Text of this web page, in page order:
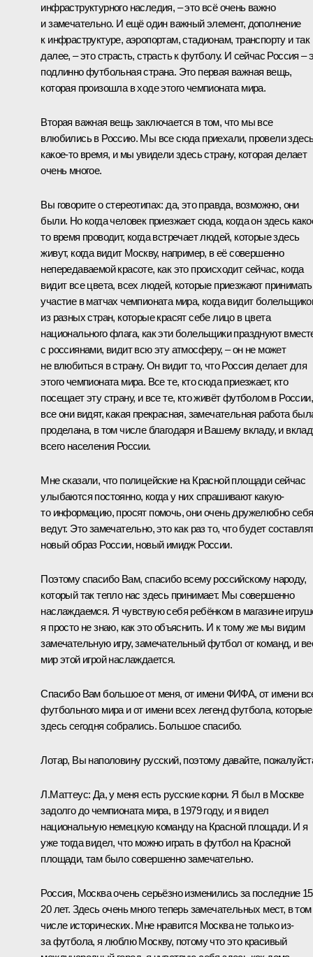
инфраструктурного наследия, – это всё очень важно
и замечательно. И ещё один важный элемент, дополнение
к инфраструктуре, аэропортам, стадионам, транспорту и так
далее, – это страсть, страсть к футболу. И сейчас Россия –
подлинно футбольная страна. Это первая важная вещь,
которая произошла в ходе этого чемпионата мира.
Вторая важная вещь заключается в том, что мы все
влюбились в Россию. Мы все сюда приехали, провели
какое-то время, и мы увидели здесь страну, которая делает
очень многое.
Вы говорите о стереотипах: да, это правда, возможно, они
были. Но когда человек приезжает сюда, когда он здесь
то время проводит, когда встречает людей, которые здесь
живут, когда видит Москву, например, в её совершенно
непередаваемой красоте, как это происходит сейчас, когда
видит все цвета, всех людей, которые приезжают принимать
участие в матчах чемпионата мира, когда видит
из разных стран, которые красят себе лицо в цвета
национального флага, как эти болельщики празднуют
с россиянами, видит всю эту атмосферу, – он не может
не влюбиться в страну. Он видит то, что Россия делает для
этого чемпионата мира. Все те, кто сюда приезжает, кто
посещает эту страну, и все те, кто живёт футболом в
все они видят, какая прекрасная, замечательная работа
проделана, в том числе благодаря и Вашему вкладу, и
всего населения России.
Мне сказали, что полицейские на Красной площади сейчас
улыбаются постоянно, когда у них спрашивают какую-
то информацию, просят помочь, они очень дружелюбно себя
ведут. Это замечательно, это как раз то, что будет
новый образ России, новый имидж России.
Поэтому спасибо Вам, спасибо всему российскому народу,
который так тепло нас здесь принимает. Мы совершенно
наслаждаемся. Я чувствую себя ребёнком в магазине
я просто не знаю, как это объяснить. И к тому же мы видим
замечательную игру, замечательный футбол от команд, и
мир этой игрой наслаждается.
Спасибо Вам большое от меня, от имени ФИФА, от имени
футбольного мира и от имени всех легенд футбола, которые
здесь сегодня собрались. Большое спасибо.
Лотар, Вы наполовину русский, поэтому давайте,
Л.Маттеус: Да, у меня есть русские корни. Я был в Москве
задолго до чемпионата мира, в 1979 году, и я видел
национальную немецкую команду на Красной площади. И я
уже тогда видел, что можно играть в футбол на Красной
площади, там было совершенно замечательно.
Россия, Москва очень серьёзно изменились за последние
20 лет. Здесь очень много теперь замечательных мест, в том
числе исторических. Мне нравится Москва не только из-
за футбола, я люблю Москву, потому что это красивый